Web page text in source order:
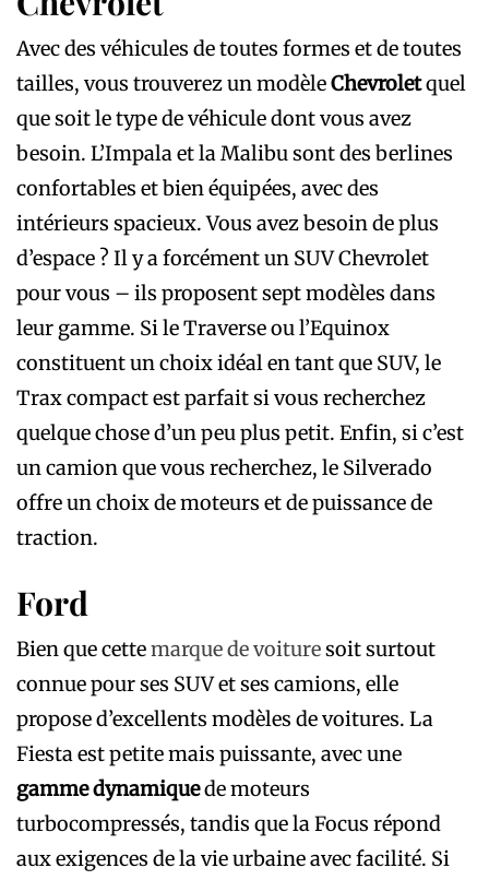
Avec des véhicules de toutes formes et de toutes
tailles, vous trouverez un modèleChevroletquel
que soit le type de véhicule dont vous avez
besoin. L’Impala et la Malibu sont des berlines
confortables et bien équipées, avec des
intérieurs spacieux. Vous avez besoin de plus
d’espace ? Il y a forcément un SUV Chevrolet
pour vous – ils proposent sept modèles dans
leur gamme. Si le Traverse ou l’Equinox
constituent un choix idéal en tant que SUV, le
Trax compact est parfait si vous recherchez
quelque chose d’un peu plus petit. Enfin, si c’est
un camion que vous recherchez, le Silverado
offre un choix de moteurs et de puissance de
traction.
Ford
Bien que cettemarque de voituresoit surtout
connue pour ses SUV et ses camions, elle
propose d’excellents modèles de voitures. La
Fiesta est petite mais puissante, avec une
gamme dynamiquede moteurs
turbocompressés, tandis que la Focus répond
aux exigences de la vie urbaine avec facilité. Si